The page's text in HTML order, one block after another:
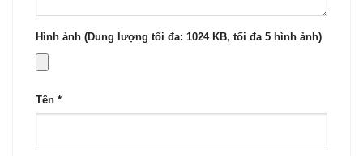
Hình ảnh (Dung lượng tối đa: 1024 KB, tối đa 5 hình ảnh)
Tên *